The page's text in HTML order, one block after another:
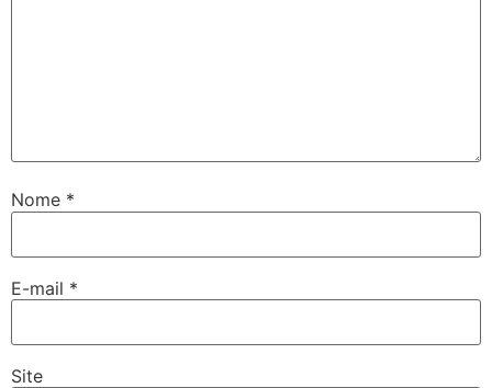
Nome *
E-mail *
Site